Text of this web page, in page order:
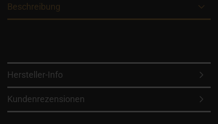
Beschreibung
Hersteller-Info
Kundenrezensionen